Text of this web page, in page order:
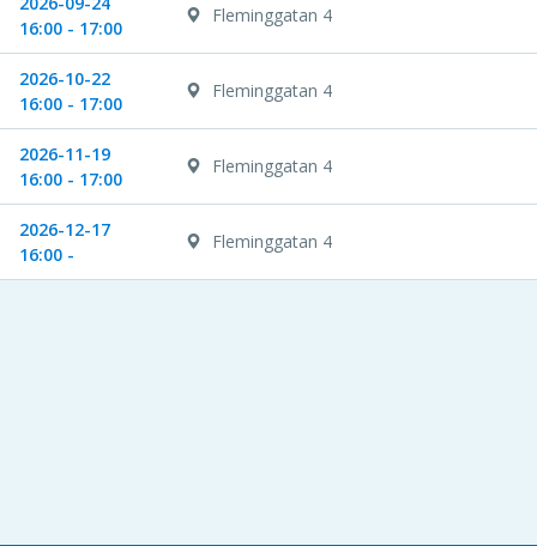
16:00 - 17:00
Fleminggatan 4
2026-10-22
16:00 - 17:00
Fleminggatan 4
2026-11-19
16:00 - 17:00
Fleminggatan 4
2026-12-17
16:00 -
Fleminggatan 4